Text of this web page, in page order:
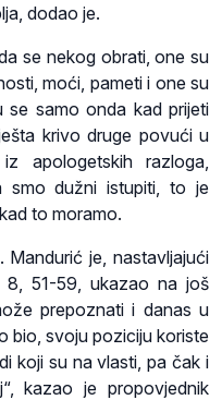
dodao je.
se nekog obrati, one su
moći, pameti i one su
se samo onda kad prijeti
krivo druge povući u
apologetskih razloga,
smo dužni istupiti, to je
to moramo.
je, nastavljajući
8, 51-59, ukazao na još
prepoznati i danas u
bio, svoju poziciju koriste
koji su na vlasti, pa čak i
kazao je propovjednik